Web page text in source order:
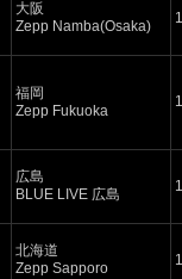
大阪
Zepp Namba(Osaka)
福岡
Zepp Fukuoka
広島
BLUE LIVE 広島
北海道
Zepp Sapporo